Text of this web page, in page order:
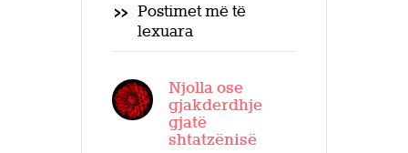
Postimet më të
lexuara
Njolla ose
gjakderdhje
gjatë
shtatzënisë